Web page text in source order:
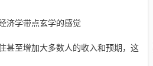
济学带点玄学的感觉
甚至增加大多数人的收入和预期，这